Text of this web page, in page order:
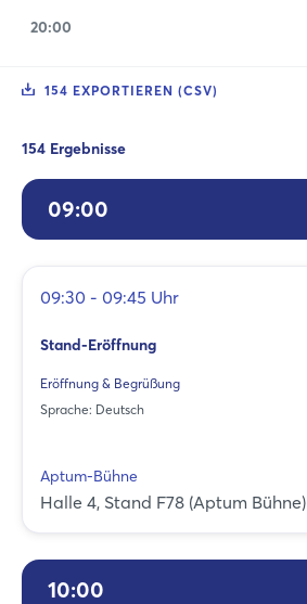
20:00
154 Ergebnisse
154 EXPORTIEREN (CSV)
09:00
09:30 - 09:45 Uhr
Stand-Eröffnung
Eröffnung & Begrüßung
Sprache: Deutsch
Aptum-Bühne
Halle 4, Stand F78 (Aptum Bühne)
10:00